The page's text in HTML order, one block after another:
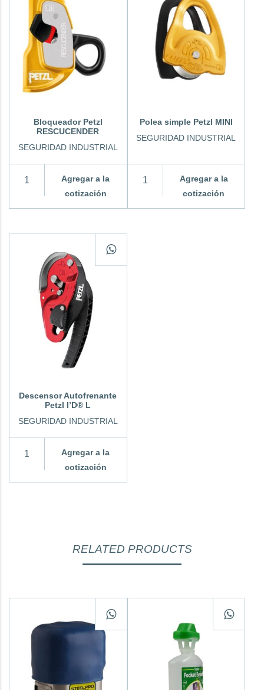
Bloqueador Petzl
RESCUCENDER
SEGURIDAD INDUSTRIAL
Agregar a la
cotización
Polea simple Petzl MINI
SEGURIDAD INDUSTRIAL
Agregar a la
cotización
Descensor Autofrenante
Petzl I’D® L
SEGURIDAD INDUSTRIAL
Agregar a la
cotización
RELATED PRODUCTS